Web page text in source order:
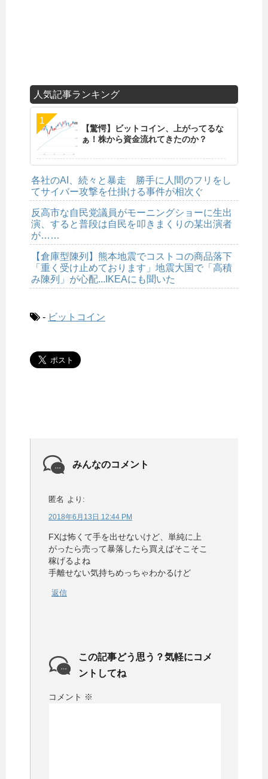
人気記事ランキング
【驚愕】ビットコイン、上がってるな
ぁ！株から資金流れてきたのか？
各社のAI、続々と暴走 勝手に人間のフリをし
てサイバー攻撃を仕掛ける事件が相次ぐ
反高市な自民党議員がモーニングショーに生出
演、すると普段は自民を叩きまくりの某出演者
が……
【倉庫型陳列】熊本地震でコストコの商品落下
「重く受け止めております」地震大国で「高積
み陳列」が心配...IKEAにも聞いた
- ビットコイン
みんなのコメント
匿名 より:
2018年6月13日 12:44 PM
FXは怖くて手を出せないけど、単純に上
がったら売って暴落したら買えばそこそこ
稼げるよね
手離せない気持ちめっちゃわかるけど
返信
この記事どう思う？気軽にコメ
ントしてね
コメント ※